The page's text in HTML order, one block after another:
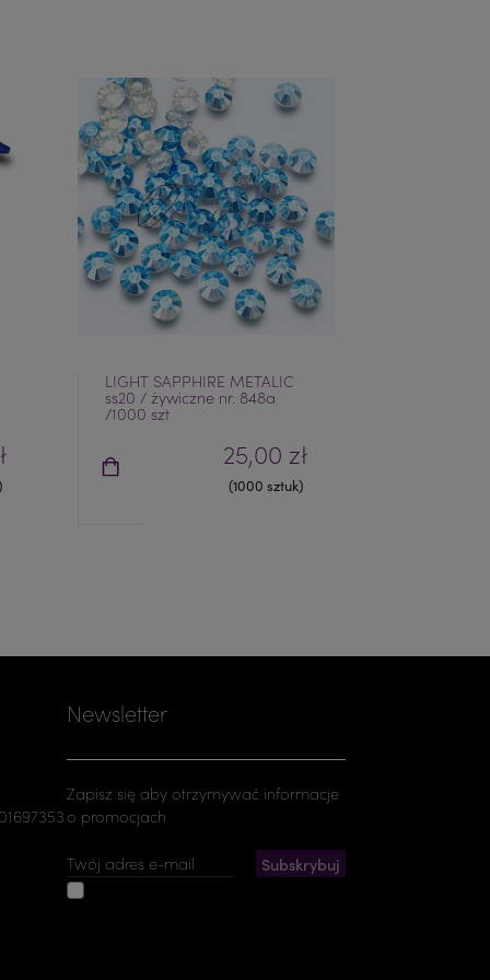
LIGHT SAPPHIRE METALIC
ss20 / żywiczne nr. 848a
/1000 szt
25,00 zł
(1000 sztuk)
Newsletter
Zapisz się aby otrzymywać informacje
o promocjach.